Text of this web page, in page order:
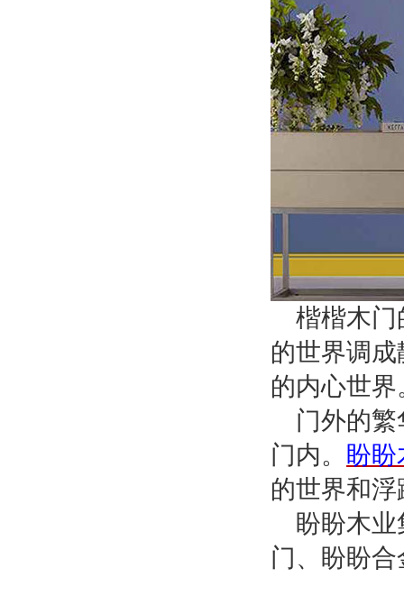
楷楷木门
的世界调
的内心世界
门外的
门内。 盼
的世界和
盼盼木
门、盼盼